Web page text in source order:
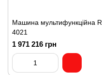
Машина мультифункційна R
4021
1 971 216 грн